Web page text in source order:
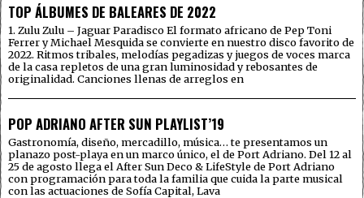
TOP ÁLBUMES DE BALEARES DE 2022
1. Zulu Zulu – Jaguar Paradisco El formato africano de Pep Toni
Ferrer y Michael Mesquida se convierte en nuestro disco favorito de
2022. Ritmos tribales, melodías pegadizas y juegos de voces marca
de la casa repletos de una gran luminosidad y rebosantes de
originalidad. Canciones llenas de arreglos en
POP ADRIANO AFTER SUN PLAYLIST’19
Gastronomía, diseño, mercadillo, música… te presentamos un
planazo post-playa en un marco único, el de Port Adriano. Del 12 al
25 de agosto llega el After Sun Deco & LifeStyle de Port Adriano
con programación para toda la familia que cuida la parte musical
con las actuaciones de Sofía Capital, Lava